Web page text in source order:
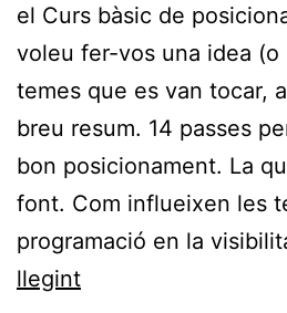
ràpida
i
rendible
la
Web
mòbil.
el Curs bàsic de
voleu fer-vos una idea (o
temes que es van tocar,
breu resum. 14 passes
bon posicionament. La
font. Com influeixen les
programació en la
llegintResum